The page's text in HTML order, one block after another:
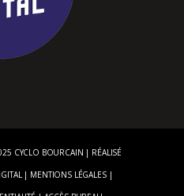
CYCLO BOURCAIN | RÉALISÉ
| MENTIONS LÉGALES|